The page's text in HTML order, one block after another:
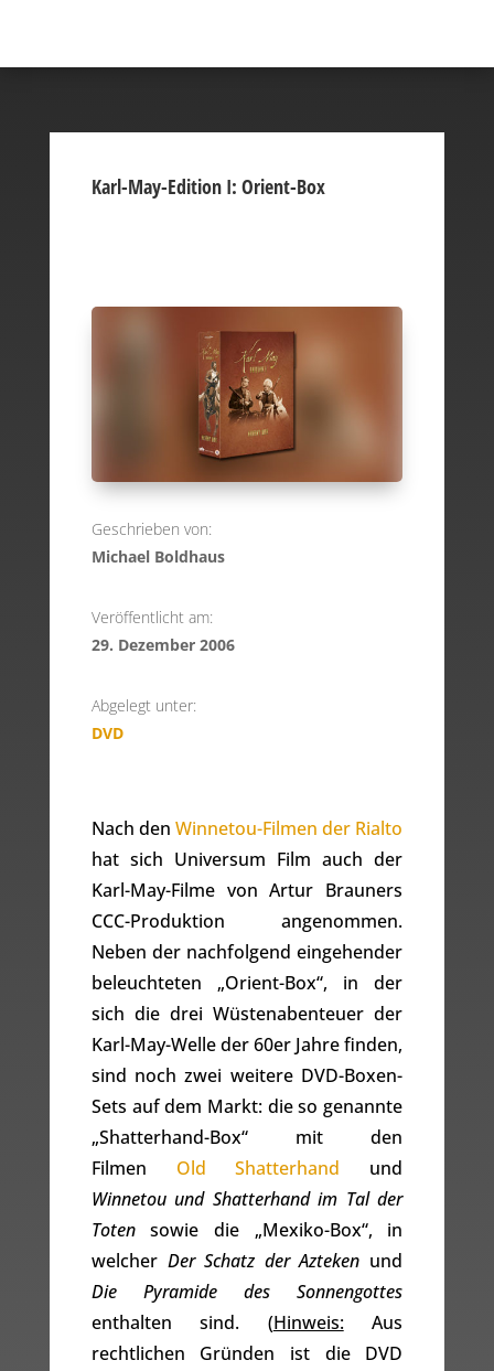
Karl-May-Edition I: Orient-Box
Geschrieben von:
Michael Boldhaus
Veröffentlicht am:
29. Dezember 2006
Abgelegt unter:
DVD
Nach den Winnetou-Filmen der Rialto
hat sich Universum Film auch der
Karl-May-Filme von Artur Brauners
CCC-Produktion angenommen.
Neben der nachfolgend eingehender
beleuchteten „Orient-Box“, in der
sich die drei Wüstenabenteuer der
Karl-May-Welle der 60er Jahre finden,
sind noch zwei weitere DVD-Boxen-
Sets auf dem Markt: die so genannte
„Shatterhand-Box“ mit den
Filmen Old Shatterhand und
Winnetou und Shatterhand im Tal der
Totensowie die „Mexiko-Box“, in
welcher Der Schatz der Azteken und
Die Pyramide des Sonnengottes
enthalten sind. (Hinweis:Aus
rechtlichen Gründen ist die DVD